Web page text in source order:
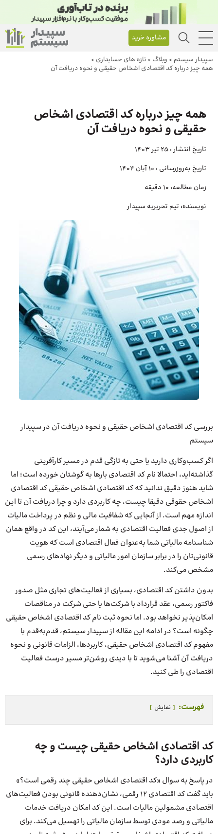
مشاوره خرید
سپیدار سیستم > وبلاگ > تازه های حسابداری >
همه چیز درباره کد اقتصادی اشخاص حقیقی و نحوه دریافت آن
همه چیز درباره کد اقتصادی اشخاص
حقیقی و نحوه دریافت آن
تاریخ انتشار : 25 تیر 1403
تاریخ به‌روزرسانی : 10 آبان 1404
زمان مطالعه: 10 دقیقه
نویسنده: تیم تحریریه سپیدار
بررسی کد اقتصادی اشخاص حقیقی و نحوه دریافت آن در سپیدار
سیستم
اگر کسب‌وکاری دارید یا حتی به تازگی قدم در مسیر کارآفرینی
گذاشته‌اید، احتمالا نام کد اقتصادی بارها به گوشتان خورده است؛ اما
شاید هنوز دقیق ندانید که کد اقتصادی اشخاص حقیقی کد اقتصادی
اشخاص حقوقی دقیقا چیست، چه کاربردی دارد و چرا دریافت آن تا این
اندازه مهم است. از آنجایی که شفافیت مالی و نظم در پرداخت مالیات
از اصول جدی فعالیت اقتصادی به شمار می‌آیند، این کد در واقع همان
شناسنامه مالیاتی شما به‌عنوان فعال اقتصادی است که هویت
قانونی‌تان را در برابر سازمان امور مالیاتی و دیگر نهادهای رسمی
مشخص می‌کند.
بدون داشتن کد اقتصادی، بسیاری از فعالیت‌های تجاری مثل صدور
فاکتور رسمی، عقد قرارداد با شرکت‌ها یا حتی شرکت در مناقصات
امکان‌پذیر نخواهد بود. اما نحوه ثبت نام کد اقتصادی اشخاص حقیقی
چگونه است؟ در ادامه این مقاله از سپیدار سیستم، قدم‌به‌قدم با
مفهوم کد اقتصادی اشخاص حقیقی، کاربردها، الزامات قانونی و نحوه
دریافت آن آشنا می‌شوید تا با دیدی روشن‌تر مسیر درست فعالیت
اقتصادی را طی کنید.
فهرست: نمایش
کد اقتصادی اشخاص حقیقی چیست و چه
کاربردی دارد؟
در پاسخ به سوال «کد اقتصادی اشخاص حقیقی چند رقمی است؟»
باید گفت کد اقتصادی 12 رقمی، نشان‌دهنده قانونی بودن فعالیت‌های
اقتصادی مشمولین مالیات است. این کد امکان دریافت خدمات
مالیاتی و رصد مودی توسط سازمان مالیاتی را تهسیل می‌کند. برای